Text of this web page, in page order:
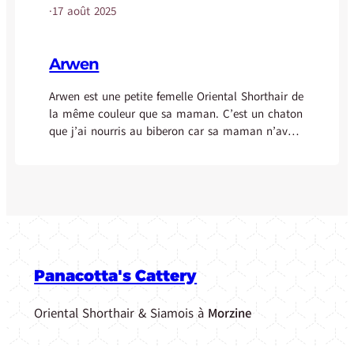
·17 août 2025
Arwen
Arwen est une petite femelle Oriental Shorthair de
la même couleur que sa maman. C’est un chaton
que j’ai nourris au biberon car sa maman n’avait
Panacotta's Cattery
Oriental Shorthair & Siamois à Morzine